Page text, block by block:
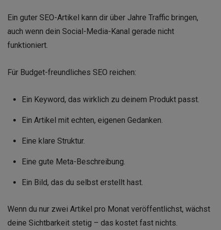
Ein guter SEO-Artikel kann dir über Jahre Traffic bringen,
auch wenn dein Social-Media-Kanal gerade nicht
funktioniert.
Für Budget-freundliches SEO reichen:
Ein Keyword, das wirklich zu deinem Produkt passt.
Ein Artikel mit echten, eigenen Gedanken.
Eine klare Struktur.
Eine gute Meta-Beschreibung.
Ein Bild, das du selbst erstellt hast.
Wenn du nur zwei Artikel pro Monat veröffentlichst, wächst
deine Sichtbarkeit stetig – das kostet fast nichts.